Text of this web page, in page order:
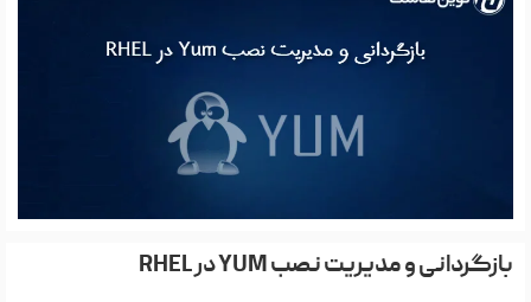
بازگردانی و مدیریت نصب YUM در RHEL